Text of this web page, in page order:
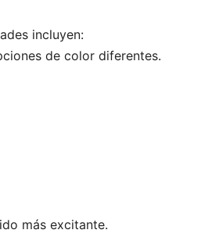
incluyen:
de color diferentes.
más excitante.